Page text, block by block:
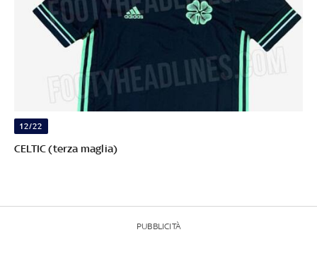
12/22
CELTIC (terza maglia)
PUBBLICITÀ